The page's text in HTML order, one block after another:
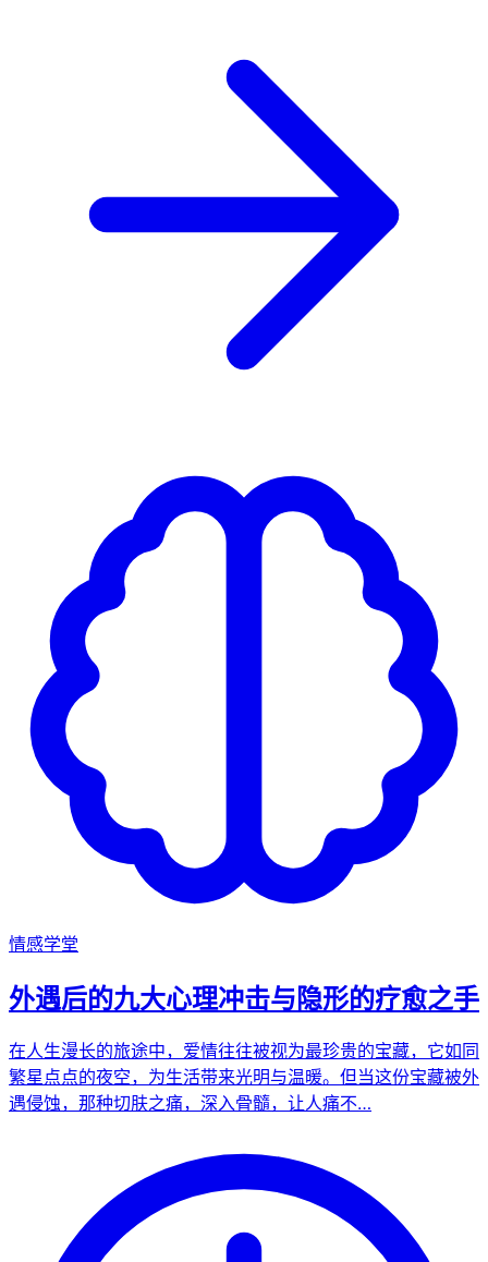
情感学堂
外遇后的九大心理冲击与隐形的疗愈之手
在人生漫长的旅途中，爱情往往被视为最珍贵的宝藏，它如同
繁星点点的夜空，为生活带来光明与温暖。但当这份宝藏被外
遇侵蚀，那种切肤之痛，深入骨髓，让人痛不…